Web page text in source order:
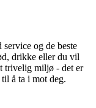
og de beste
drikke eller du vil
trivelig miljø - det er
å ta i mot deg.